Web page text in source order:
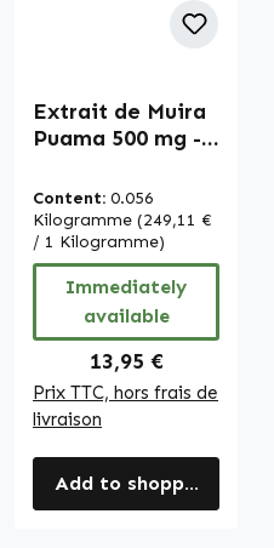
Extrait de Muira
Puama 500 mg -
faciles à avaler -
forte dose et
vegan | Warnke
Vitalstoffe
Content: 0.056
Kilogramme (249,11 €
/ 1 Kilogramme)
Immediately
available
Regular price:
13,95 €
Prix TTC, hors frais de
livraison
Add to shopping cart